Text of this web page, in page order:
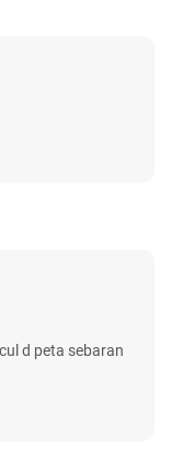
d peta sebaran